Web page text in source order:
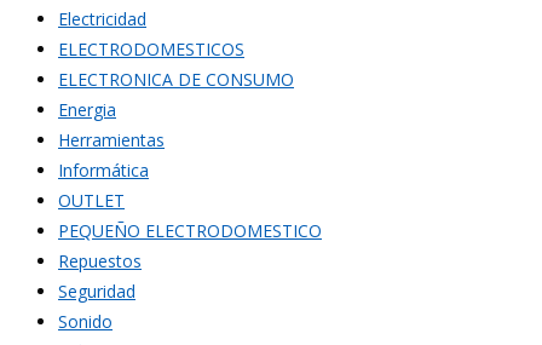
Electricidad
ELECTRODOMESTICOS
ELECTRONICA DE CONSUMO
Energia
Herramientas
Informática
OUTLET
PEQUEÑO ELECTRODOMESTICO
Repuestos
Seguridad
Sonido